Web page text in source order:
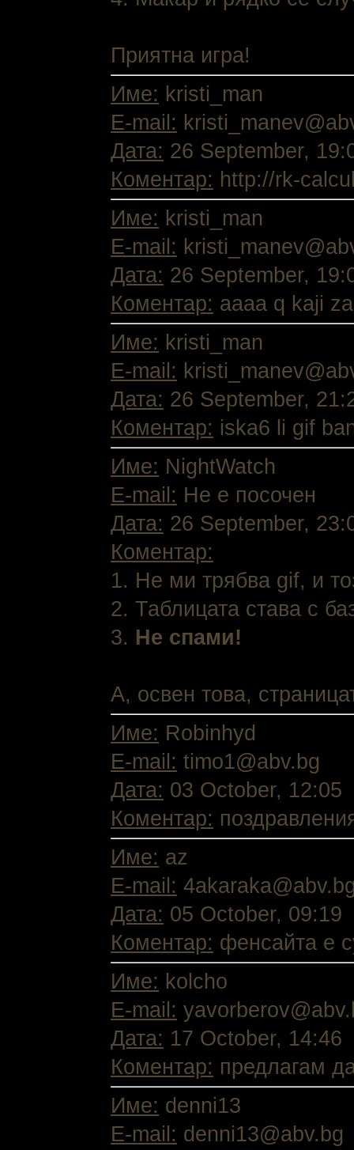
Приятна игра!
Име: kristi_man
E-mail:
Дата: 26 September,
Коментар: http://rk-
Име: kristi_man
E-mail:
Дата: 26 September,
Коментар: aaaa q kaji
Име: kristi_man
E-mail:
Дата: 26 September,
Коментар: iska6 li gif
Име: NightWatch
E-mail: Не е посочен
Дата: 26 September,
Коментар:
1. Не ми трябва gif, и
2. Таблицата става с
3. Не спами!
А, освен това,
Име: Robinhyd
E-mail: timo1@abv.bg
Дата: 03 October, 12:05
Коментар:
Име: az
E-mail:
Дата: 05 October, 09:19
Коментар: фенсайта е
Име: kolcho
E-mail:
Дата: 17 October, 14:46
Коментар: предлагам
Име: denni13
E-mail: denni13@abv.bg